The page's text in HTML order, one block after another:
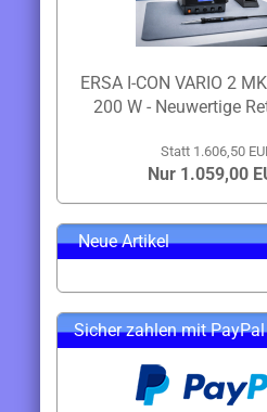
ERSA I-CON VARIO 2
200 W - Neuwertige
Statt 1.606,50
Nur 1.059,00
Neue Artikel
Sicher zahlen mit PayPal